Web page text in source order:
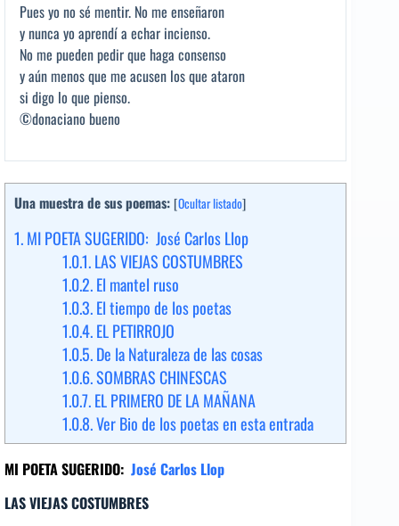
Pues yo no sé mentir. No me enseñaron
y nunca yo aprendí a echar incienso.
No me pueden pedir que haga consenso
y aún menos que me acusen los que ataron
si digo lo que pienso.
©donaciano bueno
Una muestra de sus poemas: [Ocultar listado]
1.MI POETA SUGERIDO: José Carlos Llop
1.0.1.LAS VIEJAS COSTUMBRES
1.0.2.El mantel ruso
1.0.3.El tiempo de los poetas
1.0.4.EL PETIRROJO
1.0.5.De la Naturaleza de las cosas
1.0.6.SOMBRAS CHINESCAS
1.0.7.EL PRIMERO DE LA MAÑANA
1.0.8.Ver Bio de los poetas en esta entrada
MI POETA SUGERIDO: José Carlos Llop
LAS VIEJAS COSTUMBRES